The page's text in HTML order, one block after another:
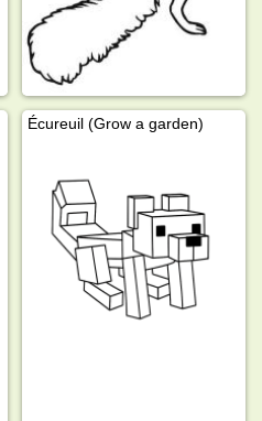
Écureuil (Grow a garden)